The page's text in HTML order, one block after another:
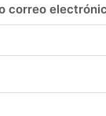
correo